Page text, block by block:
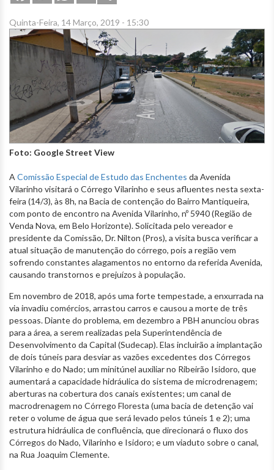
Quinta-Feira, 14 Março, 2019 - 15:30
Foto: Google Street View
A Comissão Especial de Estudo das Enchentes da Avenida
Vilarinho visitará o Córrego Vilarinho e seus afluentes nesta sexta-
feira (14/3), às 8h, na Bacia de contenção do Bairro Mantiqueira,
com ponto de encontro na Avenida Vilarinho, nº 5940 (Região de
Venda Nova, em Belo Horizonte). Solicitada pelo vereador e
presidente da Comissão, Dr. Nilton (Pros), a visita busca verificar a
atual situação de manutenção do córrego, pois a região vem
sofrendo constantes alagamentos no entorno da referida Avenida,
causando transtornos e prejuízos à população.
Em novembro de 2018, após uma forte tempestade, a enxurrada na
via invadiu comércios, arrastou carros e causou a morte de três
pessoas. Diante do problema, em dezembro a PBH anunciou obras
para a área, a serem realizadas pela Superintendência de
Desenvolvimento da Capital (Sudecap). Elas incluirão a implantação
de dois túneis para desviar as vazões excedentes dos Córregos
Vilarinho e do Nado; um minitúnel auxiliar no Ribeirão Isidoro, que
aumentará a capacidade hidráulica do sistema de microdrenagem;
aberturas na cobertura dos canais existentes; um canal de
macrodrenagem no Córrego Floresta (uma bacia de detenção vai
reter o volume de água que será levado pelos túneis 1 e 2); uma
estrutura hidráulica de confluência, que direcionará o fluxo dos
Córregos do Nado, Vilarinho e Isidoro; e um viaduto sobre o canal,
na Rua Joaquim Clemente.